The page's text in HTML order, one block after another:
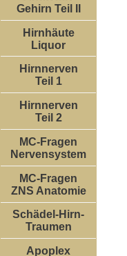
Gehirn Teil II
Hirnhäute
Liquor
Hirnnerven
Teil 1
Hirnnerven
Teil 2
MC-Fragen
Nervensystem
MC-Fragen
ZNS Anatomie
Schädel-Hirn-
Traumen
Apoplex